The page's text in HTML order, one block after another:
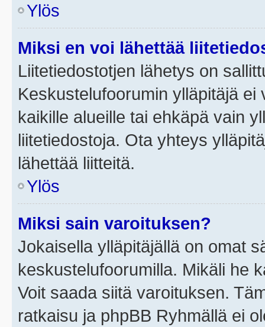
Ylös
Miksi en voi lähettää
Liitetiedostotjen lähetys on
Keskustelufoorumin ylläpitäjä
kaikille alueille tai ehkäpä vain
liitetiedostoja. Ota yhteys
lähettää liitteitä.
Ylös
Miksi sain varoituksen?
Jokaisella ylläpitäjällä on omat
keskustelufoorumilla. Mikäli he
Voit saada siitä varoituksen.
ratkaisu ja phpBB Ryhmällä ei